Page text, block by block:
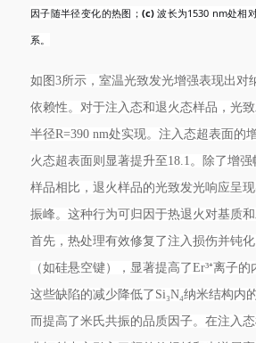
因子随半径变化的热图； (c)波长为1530 nm处相
系。
如图 3所示，室温光致发光增强表现出对
依赖性。对于注入态和退火态样品，光
半径R=390 nm处实现。注入态超表面的
火态超表面则显著提升至18.1。除了增
样品相比，退火样品的光致发光响应呈
振峰。这种行为可归因于热退火对基质和
首先，热处理有效修复了注入损伤并钝
（如硅悬空键），显著提高了Er³⁺离子的
这些缺陷的减少降低了Si₃N₄纳米结构内
而提高了米氏共振的品质因子。在注入